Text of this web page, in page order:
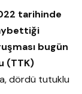
tarihinde
bugün
(TTK)
dördü tutuklu